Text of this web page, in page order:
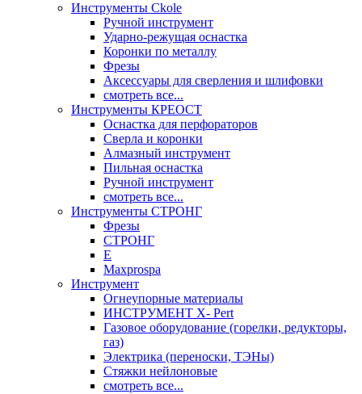
Инструменты Ckole
Ручной инструмент
Ударно‑режущая оснастка
Коронки по металлу
Фрезы
Аксессуары для сверления и шлифовки
смотреть все...
Инструменты КРЕОСТ
Оснастка для перфораторов
Сверла и коронки
Алмазный инструмент
Пильная оснастка
Ручной инструмент
смотреть все...
Инструменты СТРОНГ
Фрезы
СТРОНГ
Е
Maxprospa
Инструмент
Огнеупорные материалы
ИНСТРУМЕНТ X- Pert
Газовое оборудование (горелки, редукторы,
газ)
Электрика (переноски, ТЭНы)
Стяжки нейлоновые
смотреть все...